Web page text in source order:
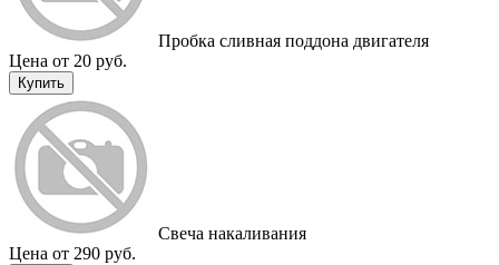
Пробка сливная поддона двигателя
Цена от 20 руб.
Купить
Cвеча накаливания
Цена от 290 руб.